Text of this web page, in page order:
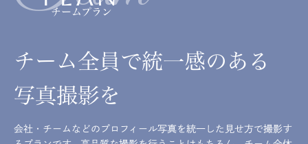
チームプラン
チーム全員で統一感のある
写真撮影を
会社・チームなどのプロフィール写真を統一した見せ方で撮影す